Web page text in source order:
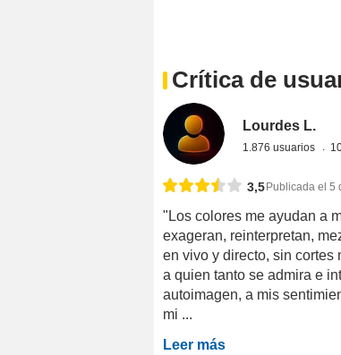
Crítica de
Lourdes L.
1.876 usuarios
3,5 Publicada el 5
"Los colores me ayudan a
exageran, reinterpretan,
en vivo y directo, sin cortes
a quien tanto se admira e
autoimagen, a mis
mi ...
Leer más